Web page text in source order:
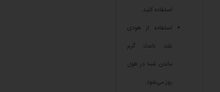
استفاده کنید.
استفاده از هودی
بلند باعث گرم
ماندن شما در طول
روز می‌شود.